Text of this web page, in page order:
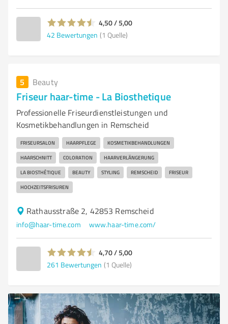
4,50 / 5,00
42 Bewertungen (1 Quelle)
5 Beauty
Friseur haar-time - La Biosthetique
Professionelle Friseurdienstleistungen und
Kosmetikbehandlungen in Remscheid
FRISEURSALON HAARPFLEGE KOSMETIKBEHANDLUNGEN
HAARSCHNITT COLORATION HAARVERLÄNGERUNG
LA BIOSTHÉTIQUE BEAUTY STYLING REMSCHEID FRISEUR
HOCHZEITSFRISUREN
Rathausstraße 2, 42853 Remscheid
info@haar-time.com www.haar-time.com/
4,70 / 5,00
261 Bewertungen (1 Quelle)